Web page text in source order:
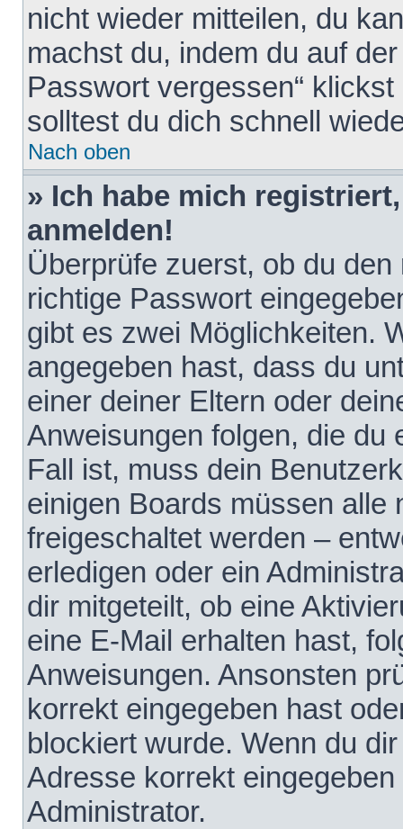
nicht wieder mitteilen, du
machst du, indem du auf
Passwort vergessen“
solltest du dich schnell
Nach oben
» Ich habe mich
anmelden!
Überprüfe zuerst, ob du
richtige Passwort
gibt es zwei Möglichkeiten.
angegeben hast, dass du
einer deiner Eltern oder
Anweisungen folgen, die du
Fall ist, muss dein
einigen Boards müssen alle
freigeschaltet werden –
erledigen oder ein
dir mitgeteilt, ob eine
eine E-Mail erhalten hast,
Anweisungen. Ansonsten
korrekt eingegeben hast
blockiert wurde. Wenn du
Adresse korrekt
Administrator.